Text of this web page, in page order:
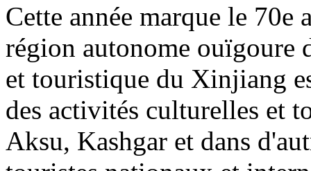
Cette année marque le
région autonome
et touristique du Xinjiang
des activités culturelles et
Aksu, Kashgar et dans